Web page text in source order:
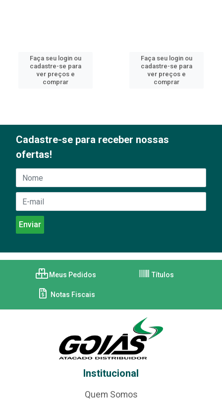
Faça seu login ou
cadastre-se para
ver preços e
comprar
Faça seu login ou
cadastre-se para
ver preços e
comprar
Cadastre-se para receber nossas
ofertas!
Meus Pedidos Títulos
Notas Fiscais
Institucional
Quem Somos